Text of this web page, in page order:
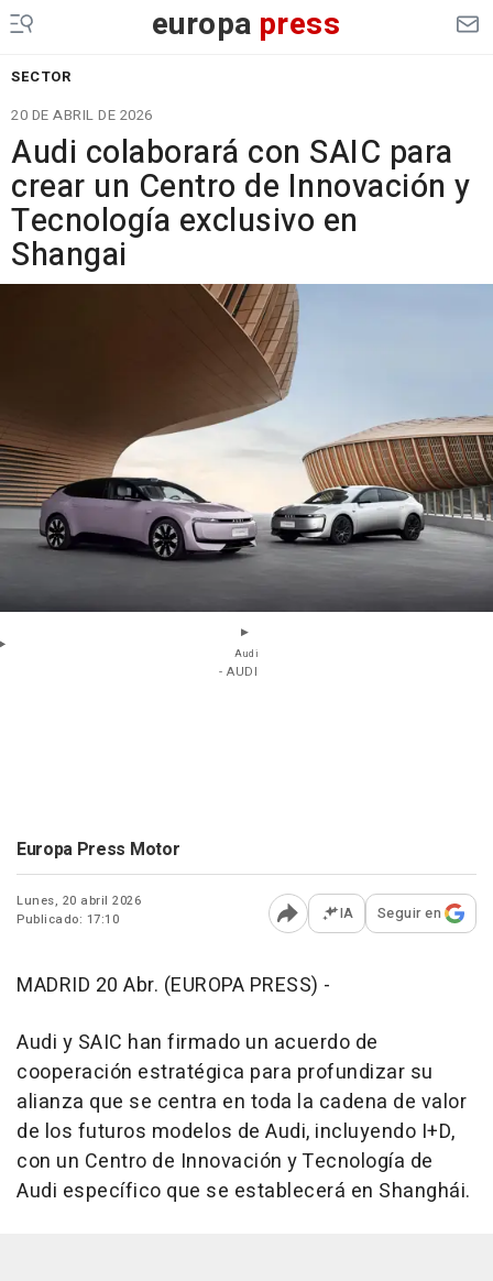
europa press
SECTOR
20 DE ABRIL DE 2026
Audi colaborará con SAIC para
crear un Centro de Innovación y
Tecnología exclusivo en
Shangai
Audi
- AUDI
Europa Press Motor
Lunes, 20 abril 2026
Publicado: 17:10
Abrir opciones para
IA Seguir en
MADRID 20 Abr. (EUROPA PRESS) -
Audi y SAIC han firmado un acuerdo de
cooperación estratégica para profundizar su
alianza que se centra en toda la cadena de valor
de los futuros modelos de Audi, incluyendo I+D,
con un Centro de Innovación y Tecnología de
Audi específico que se establecerá en Shanghái.